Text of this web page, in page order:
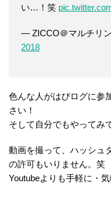
い…！笑
— ZICCO＠マルチリ
2018
色んな人がはぴログに参
さい！
そして自分でもやってみ
動画を撮って、ハッシュ
の許可もいりません。笑
Youtubeよりも手軽に・